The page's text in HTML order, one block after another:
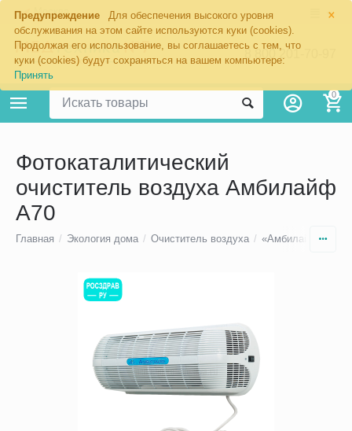
×
Предупреждение
Для обеспечения высокого уровня
обслуживания на этом сайте используются куки (cookies).
Продолжая его использование, вы соглашаетесь с тем, что
куки (cookies) будут сохраняться на вашем компьютере:
Принять
Москва
8 800 201-70-97
0
Фотокаталитический
очиститель воздуха Амбилайф
А70
Главная / Экология дома / Очиститель воздуха / «Амбилайф»